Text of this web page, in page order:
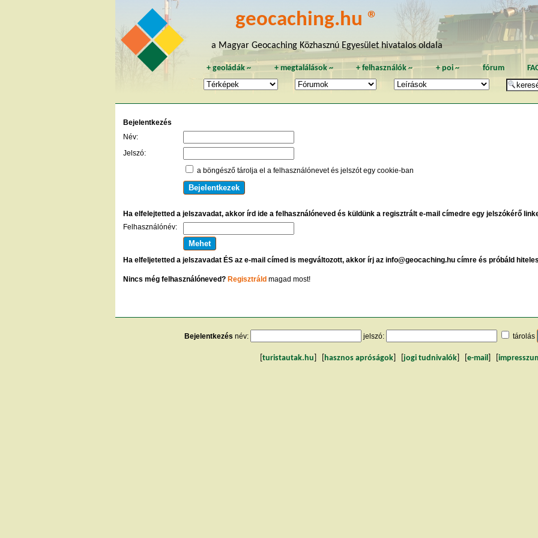
geocaching.hu ®
a Magyar Geocaching Közhasznú Egyesület hivatalos oldala
+geoládák~ + megtalálások~ +felhasználók~ +poi~ fórum
Bejelentkezés
Név:
Jelszó:
a böngésző tárolja el a felhasználónevet és jelszót egy cookie-ban
Ha elfelejtetted a jelszavadat, akkor írd ide a felhasználóneved és küldünk a regisztrált e-mail címedre egy jelszókérő
Felhasználónév:
Ha elfeljetetted a jelszavadat ÉS az e-mail címed is megváltozott, akkor írj az info@geocaching.hu címre és próbáld
Nincs még felhasználóneved? Regisztráld magad most!
Bejelentkezés név: jelszó: tárolás
turistautak.hu hasznos apróságok jogi tudnivalók e-mail